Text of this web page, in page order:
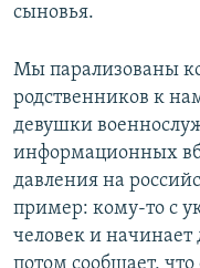
сыновья.
Мы парализованы
родственников к
девушки
информационных
давления на
пример: кому-то с
человек и